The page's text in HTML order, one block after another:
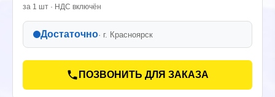
за 1 шт · НДС включён
Достаточно· г. Красноярск
ПОЗВОНИТЬ ДЛЯ ЗАКАЗА